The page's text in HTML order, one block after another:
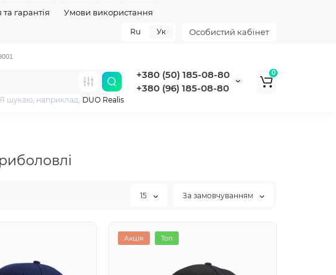
гарантія
Умови використання
Особистий кабінет
Ru Ук
+380 (50) 185-08-80
+380 (96) 185-08-80
Я шукаю, наприклад, DUO Realis
0
15 За замовчуванням
Акція Топ